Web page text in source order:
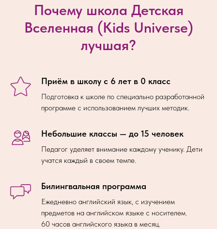
Почему школа Детская
Вселенная (Kids Universe)
лучшая?
Приём в школу с 6 лет в 0 класс
Подготовка к школе по специально разработанной
программе с использованием лучших методик.
Небольшие классы — до 15 человек
Педагог уделяет внимание каждому ученику. Дети
учатся каждый в своем темпе.
Билингвальная программа
Ежедневно английский язык, с изучением
предметов на английском языке с носителем.
60 часов английского языка в месяц.